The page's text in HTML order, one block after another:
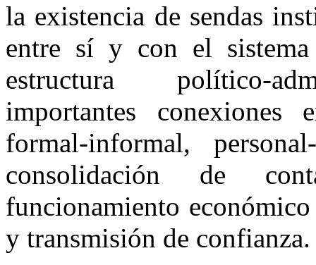
la existencia de sendas
entre sí y con el
estructura político-
importantes
formal-informal,
consolidación de
funcionamiento
y transmisión de confianza.